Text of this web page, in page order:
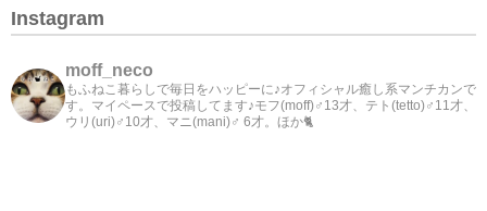
Instagram
moff_neco
もふねこ暮らしで毎日をハッピーに♪オフィシャル癒し系マンチカンで
す。マイペースで投稿してます♪モフ(moff)♂13才、テト(tetto)♂11才、
ウリ(uri)♂10才、マニ(mani)♂ 6才。ほか🐈